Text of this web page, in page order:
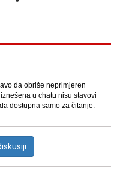
da obriše neprimjeren
u chatu nisu stavovi
dostupna samo za čitanje.